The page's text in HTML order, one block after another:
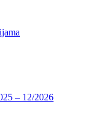
– 12/2026